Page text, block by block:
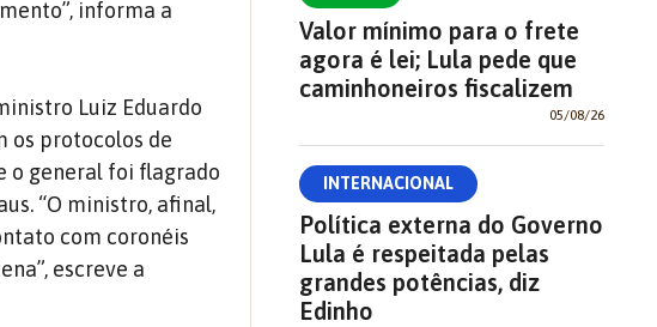
informa a
Luiz Eduardo
os protocolos de
o general foi flagrado
“O ministro, afinal,
com coronéis
escreve a
Valor mínimo para o frete
agora é lei; Lula pede que
caminhoneiros fiscalizem
05/08/26
INTERNACIONAL
Política externa do Governo
Lula é respeitada pelas
grandes potências, diz
Edinho